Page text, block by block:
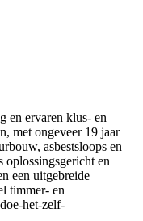
en ervaren klus- en
met ongeveer 19 jaar
asbestsloops en
oplossingsgericht en
een uitgebreide
timmer- en
het-zelf-